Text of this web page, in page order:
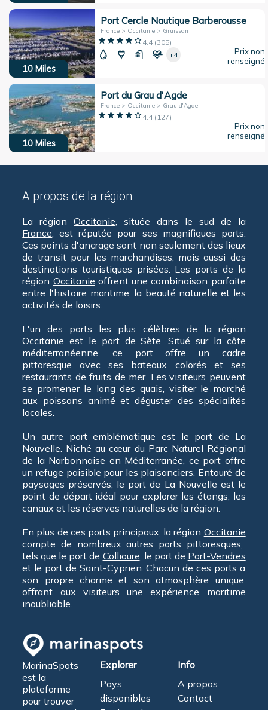
10 Miles
Port Cercle Nautique Barberousse
France > Occitanie > Gruissan
4.4(305)
+4
Prix non
renseigné
10 Miles
Port du Grau d'Agde
France > Occitanie > Grau d'Agde
4.4( 127)
Prix non
renseigné
A propos de la région
La régionOccitanie, située dans le sud de la
France, est réputée pour ses magnifiques ports.
Ces points d'ancrage sont non seulement des lieux
de transit pour les marchandises, mais aussi des
destinations touristiques prisées. Les ports de la
région Occitanie offrent une combinaison parfaite
entre l'histoire maritime, la beauté naturelle et les
activités de loisirs.
L'un des ports les plus célèbres de la région
Occitanie est le port deSète. Situé sur la côte
méditerranéenne, ce port offre un cadre
pittoresque avec ses bateaux colorés et ses
restaurants de fruits de mer. Les visiteurs peuvent
se promener le long des quais, visiter le marché
aux poissons animé et déguster des spécialités
locales.
Un autre port emblématique est le port de La
Nouvelle. Niché au cœur du Parc Naturel Régional
de la Narbonnaise en Méditerranée, ce port offre
un refuge paisible pour les plaisanciers. Entouré de
paysages préservés, le port de La Nouvelle est le
point de départ idéal pour explorer les étangs, les
canaux et les réserves naturelles de la région.
En plus de ces ports principaux, la région Occitanie
compte de nombreux autres ports pittoresques,
tels que le port de Collioure, le port de Port-Vendres
et le port de Saint-Cyprien. Chacun de ces ports a
son propre charme et son atmosphère unique,
offrant aux visiteurs une expérience maritime
inoubliable.
MarinaSpots
est la
plateforme
pour trouver
Explorer
Pays
disponibles
Info
A propos
Contact